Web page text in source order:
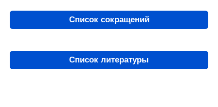
Список сокращений
Список литературы